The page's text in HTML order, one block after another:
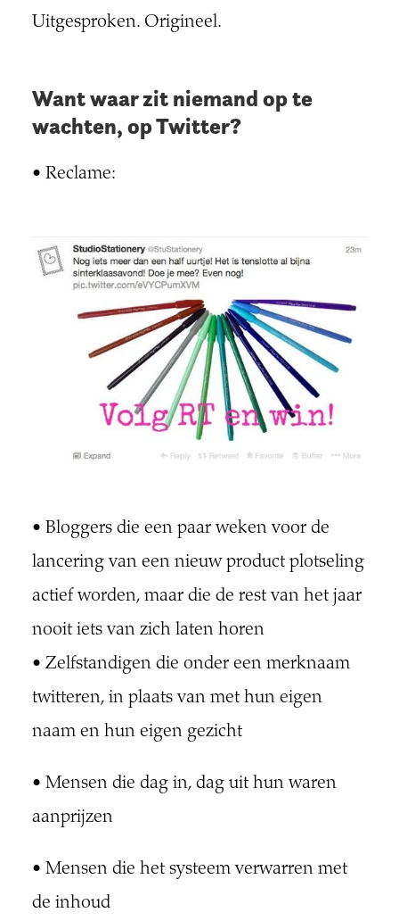
Uitgesproken. Origineel.
Want waar zit niemand op te
wachten, op Twitter?
• Reclame:
• Bloggers die een paar weken voor de
lancering van een nieuw product plotseling
actief worden, maar die de rest van het jaar
nooit iets van zich laten horen
• Zelfstandigen die onder een merknaam
twitteren, in plaats van met hun eigen
naam en hun eigen gezicht
• Mensen die dag in, dag uit hun waren
aanprijzen
• Mensen die het systeem verwarren met
de inhoud